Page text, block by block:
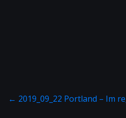
← 2019_09_22 Portland – Im